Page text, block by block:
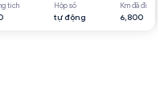
tích Hộp số
tự động
Km đã đi
6,800